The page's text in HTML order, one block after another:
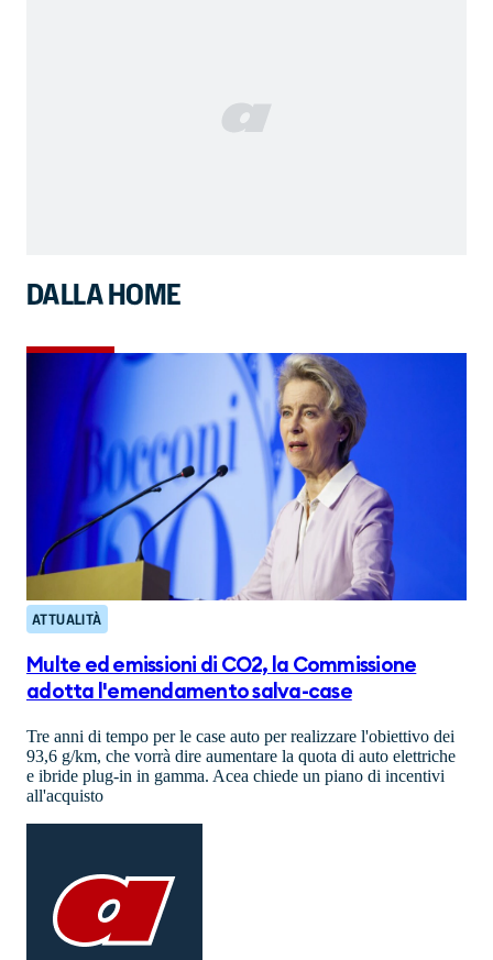
DALLA HOME
ATTUALITÀ
Multe ed emissioni di CO2, la Commissione
adotta l'emendamento salva-case
Tre anni di tempo per le case auto per realizzare l'obiettivo dei
93,6 g/km, che vorrà dire aumentare la quota di auto elettriche
e ibride plug-in in gamma. Acea chiede un piano di incentivi
all'acquisto